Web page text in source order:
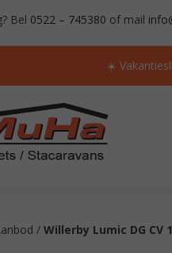
Bel 0522 – 745380 of mail
☀️
/ Willerby Lumic DG CV